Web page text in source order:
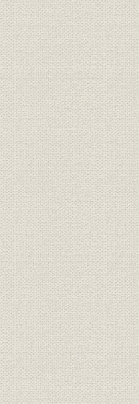
社歌
参考文献